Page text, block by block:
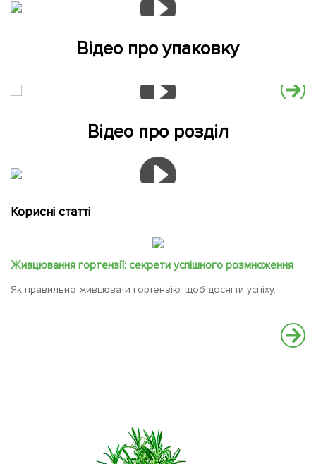
Відео про упаковку
Відео про розділ
Корисні статті
Живцювання гортензії: секрети успішного розмноження
Як правильно живцювати гортензію, щоб досягти успіху.